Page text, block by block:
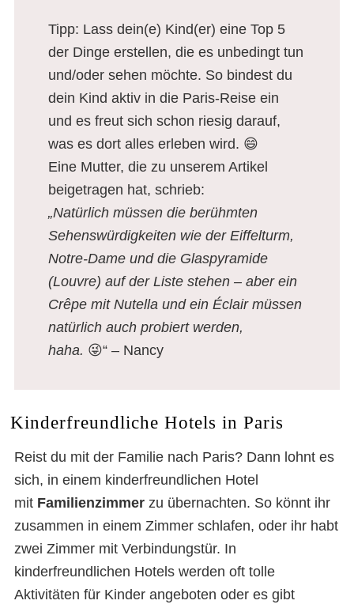
Tipp: Lass dein(e) Kind(er) eine Top 5
der Dinge erstellen, die es unbedingt tun
und/oder sehen möchte. So bindest du
dein Kind aktiv in die Paris-Reise ein
und es freut sich schon riesig darauf,
was es dort alles erleben wird. 😄
Eine Mutter, die zu unserem Artikel
beigetragen hat, schrieb:
„Natürlich müssen die berühmten
Sehenswürdigkeiten wie der Eiffelturm,
Notre-Dame und die Glaspyramide
(Louvre) auf der Liste stehen – aber ein
Crêpe mit Nutella und ein Éclair müssen
natürlich auch probiert werden,
haha. 😜“ – Nancy
Kinderfreundliche Hotels in Paris
Reist du mit der Familie nach Paris? Dann lohnt es
sich, in einem kinderfreundlichen Hotel
mit Familienzimmer zu übernachten. So könnt ihr
zusammen in einem Zimmer schlafen, oder ihr habt
zwei Zimmer mit Verbindungstür. In
kinderfreundlichen Hotels werden oft tolle
Aktivitäten für Kinder angeboten oder es gibt